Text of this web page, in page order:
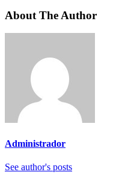
About The Author
Administrador
See author's posts